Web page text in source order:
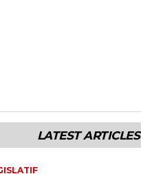
LATEST ARTICLES